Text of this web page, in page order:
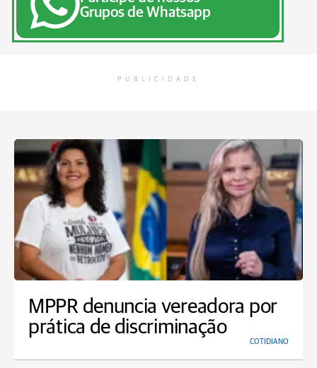
Grupos de Whatsapp
PUBLICIDADE
MPPR denuncia vereadora por
prática de discriminação
COTIDIANO